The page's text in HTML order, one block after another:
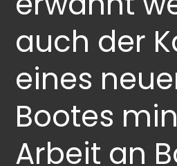
auch der
eines
Bootes
Arbeit an